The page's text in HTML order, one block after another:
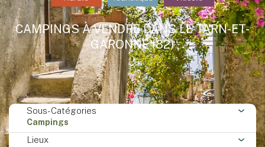
CAMPINGS À VENDRE DANS LE TARN-ET-
GARONNE (82)
Sous-Catégories
Campings
Lieux